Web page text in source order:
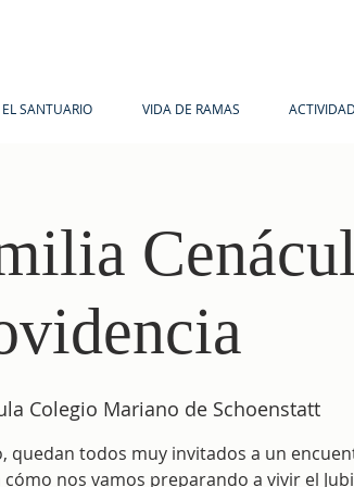
EL SANTUARIO VIDA DE RAMAS
Colegio Mariano de Schoenstatt
quedan todos muy invitados a un
nos vamos preparando a vivir el